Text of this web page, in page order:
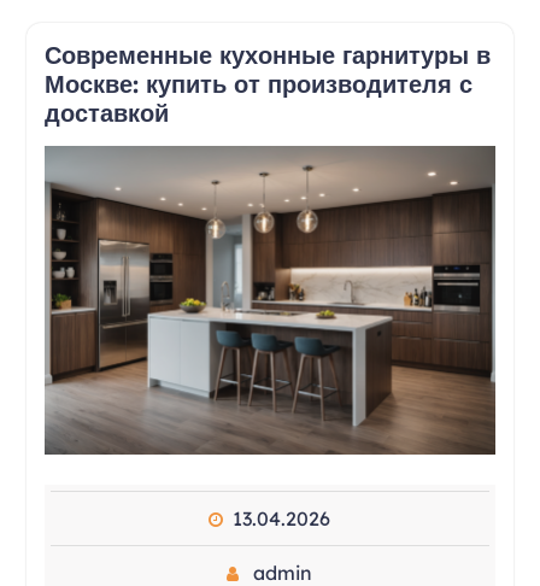
Современные кухонные гарнитуры в
Москве: купить от производителя с
доставкой
13.04.2026
admin